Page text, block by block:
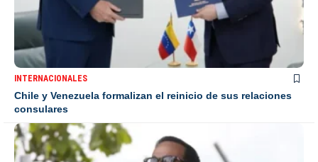
INTERNACIONALES
Chile y Venezuela formalizan el reinicio de sus relaciones
consulares